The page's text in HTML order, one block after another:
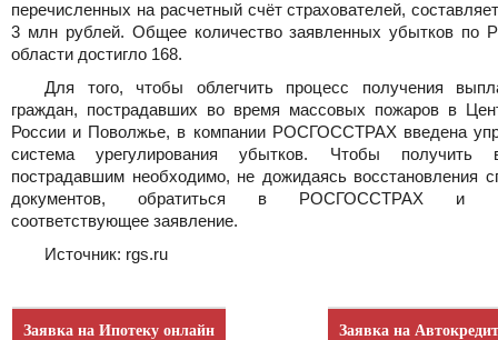
перечисленных на расчетный счёт страхователей,
3 млн рублей. Общее количество заявленных убытков по
области достигло 168.
Для того, чтобы облегчить процесс получения
граждан, пострадавших во время массовых пожаров в
России и Поволжье, в компании РОСГОССТРАХ введена
система урегулирования убытков. Чтобы получить
пострадавшим необходимо, не дожидаясь восстановления
документов, обратиться в РОСГОССТРАХ и
соответствующее заявление.
Источник: rgs.ru
Заявка на Ипотеку онлайн Заявка на